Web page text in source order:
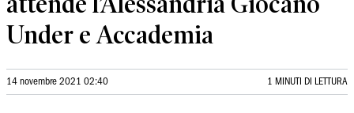
Under e Accademia
14 novembre 2021 02:40 1 MINUTI DI LETTURA